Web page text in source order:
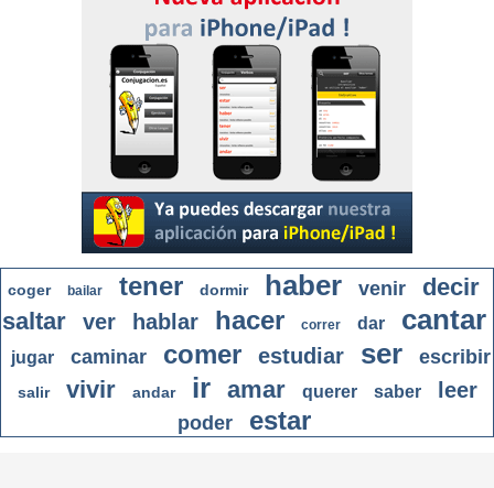
coger bailar tener dormir haber venir
decir
saltar
ver hablar hacer correr dar cantar
jugar caminar comer estudiar ser escribir
salir vivir andar ir amar querer saber leer
poder estar